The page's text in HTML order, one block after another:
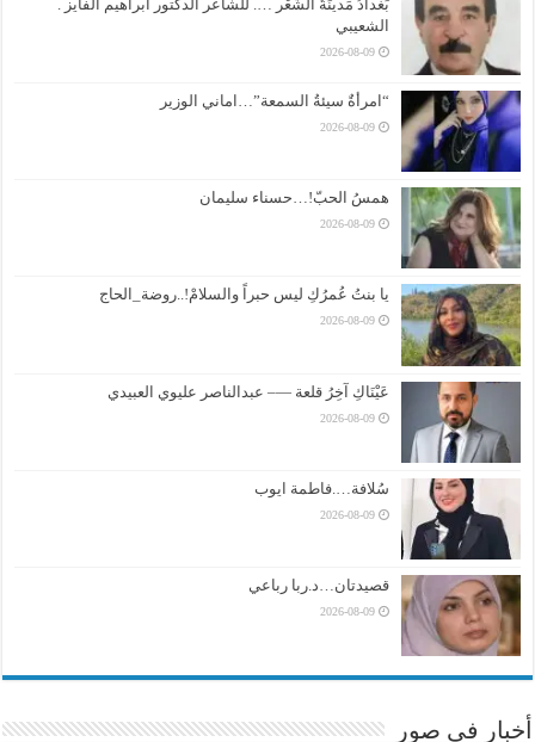
بَغْدادُ مَدينَةُ الشِّعْر …. للشاعر الدكتور ابراهيم الفايز .
الشعيبي
2026-08-09
“امرأةٌ سيئةُ السمعة”…اماني الوزير
2026-08-09
همسُ الحبّ!…حسناء سليمان
2026-08-09
يا بنتُ عُمرُكِ ليس حبراً والسلامْ!..روضة_الحاج
2026-08-09
عَيْنَاكِ آخِرُ قلعة —– عبدالناصر عليوي العبيدي
2026-08-09
سُلافة….فاطمة ايوب
2026-08-09
قصيدتان…د.ربا رباعي
2026-08-09
أخبار في صور